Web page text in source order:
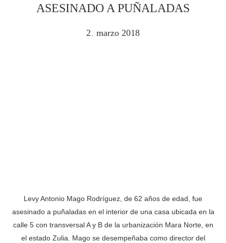
ASESINADO A PUÑALADAS
2 marzo 2018
Levy Antonio Mago Rodríguez, de 62 años de edad, fue
asesinado a puñaladas en el interior de una casa ubicada en la
calle 5 con transversal A y B de la urbanización Mara Norte, en
el estado Zulia. Mago se desempeñaba como director del